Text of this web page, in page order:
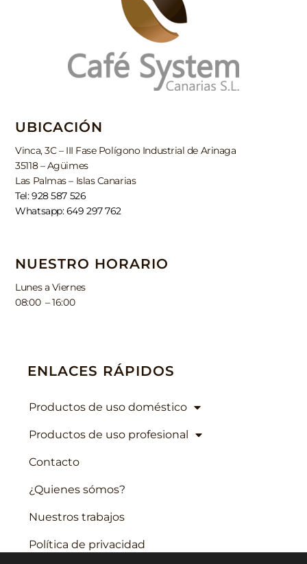
UBICACIÓN
Vinca, 3C – III Fase Polígono Industrial de Arinaga
35118 – Agüimes
Las Palmas – Islas Canarias
Tel: 928 587 526
Whatsapp: 649 297 762
NUESTRO HORARIO
Lunes a Viernes
08:00 – 16:00
ENLACES RÁPIDOS
Productos de uso doméstico
Productos de uso profesional
Contacto
¿Quienes sómos?
Nuestros trabajos
Política de privacidad